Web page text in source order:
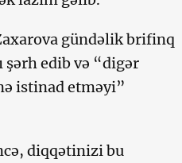
gündəlik brifinq
şərh edib və “digər
istinad etməyi”
diqqətinizi bu